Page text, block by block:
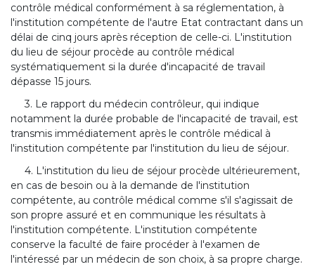
contrôle médical conformément à sa réglementation, à
l'institution compétente de l'autre Etat contractant dans un
délai de cinq jours après réception de celle-ci. L'institution
du lieu de séjour procède au contrôle médical
systématiquement si la durée d'incapacité de travail
dépasse 15 jours.
3. Le rapport du médecin contrôleur, qui indique
notamment la durée probable de l'incapacité de travail, est
transmis immédiatement après le contrôle médical à
l'institution compétente par l'institution du lieu de séjour.
4. L'institution du lieu de séjour procède ultérieurement,
en cas de besoin ou à la demande de l'institution
compétente, au contrôle médical comme s'il s'agissait de
son propre assuré et en communique les résultats à
l'institution compétente. L'institution compétente
conserve la faculté de faire procéder à l'examen de
l'intéressé par un médecin de son choix, à sa propre charge.